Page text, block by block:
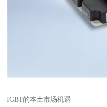
IGBT的本土市场机遇